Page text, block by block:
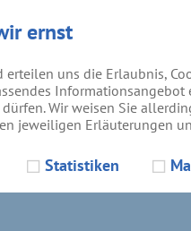
ernst
erteilen uns die Erlaubnis,
Wir weisen Sie
jeweiligen Erläuterungen
Statistiken
Südsee-Camp Gottfried